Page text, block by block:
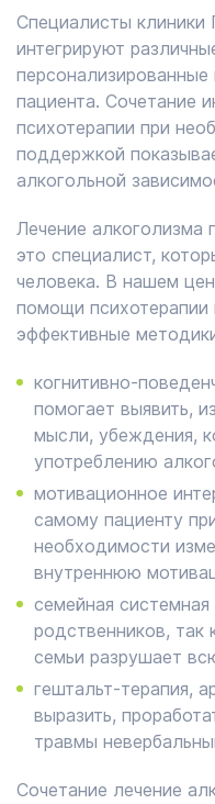
Специалисты клиники
интегрируют
пациента. Сочетание
психотерапии при
поддержкой
алкогольной
Лечение алкоголизма
это специалист,
человека. В нашем
помощи
эффективные
когнитивно-
помогает выявить,
мысли, убеждения,
употреблению
мотивационное
самому пациенту
необходимости
внутреннюю
семейная
родственников, так
семьи разрушает
гештальт-терапия,
выразить,
травмы
Сочетание лечение